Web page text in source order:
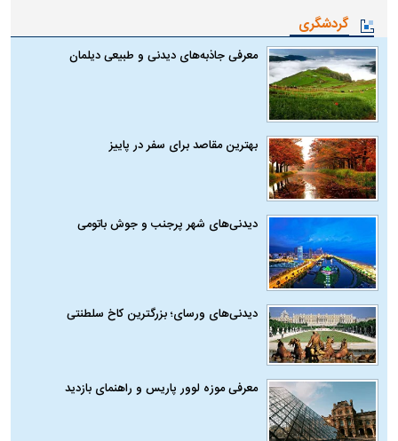
گردشگری
معرفی جاذبه‌های دیدنی و طبیعی دیلمان
بهترین مقاصد برای سفر در پاییز
دیدنی‌های شهر پرجنب و جوش باتومی
دیدنی‌های ورسای؛ بزرگترین کاخ سلطنتی
معرفی موزه لوور پاریس و راهنمای بازدید